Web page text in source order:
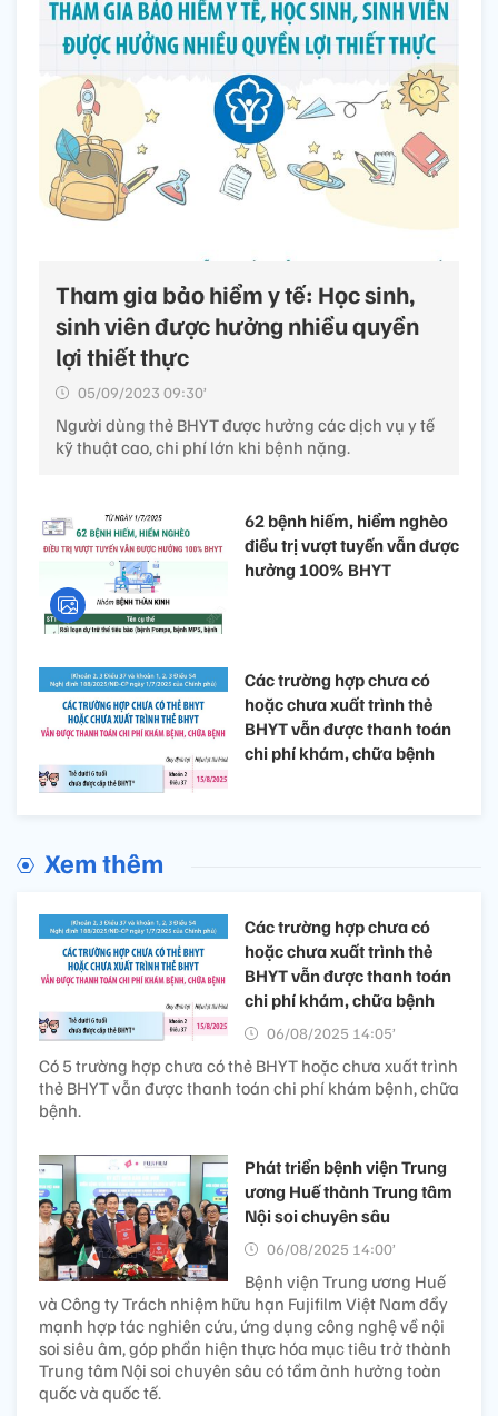
Tham gia bảo hiểm y tế: Học sinh,
sinh viên được hưởng nhiều quyền
lợi thiết thực
05/09/2023 09:30’
Người dùng thẻ BHYT được hưởng các dịch vụ y tế
kỹ thuật cao, chi phí lớn khi bệnh nặng.
62 bệnh hiếm, hiểm nghèo
điều trị vượt tuyến vẫn được
hưởng 100% BHYT
Các trường hợp chưa có
hoặc chưa xuất trình thẻ
BHYT vẫn được thanh toán
chi phí khám, chữa bệnh
Xem thêm
Các trường hợp chưa có
hoặc chưa xuất trình thẻ
BHYT vẫn được thanh toán
chi phí khám, chữa bệnh
06/08/2025 14:05’
Có 5 trường hợp chưa có thẻ BHYT hoặc chưa xuất trình
thẻ BHYT vẫn được thanh toán chi phí khám bệnh, chữa
bệnh.
Phát triển bệnh viện Trung
ương Huế thành Trung tâm
Nội soi chuyên sâu
06/08/2025 14:00’
Bệnh viện Trung ương Huế
và Công ty Trách nhiệm hữu hạn Fujifilm Việt Nam đẩy
mạnh hợp tác nghiên cứu, ứng dụng công nghệ về nội
soi siêu âm, góp phần hiện thực hóa mục tiêu trở thành
Trung tâm Nội soi chuyên sâu có tầm ảnh hưởng toàn
quốc và quốc tế.